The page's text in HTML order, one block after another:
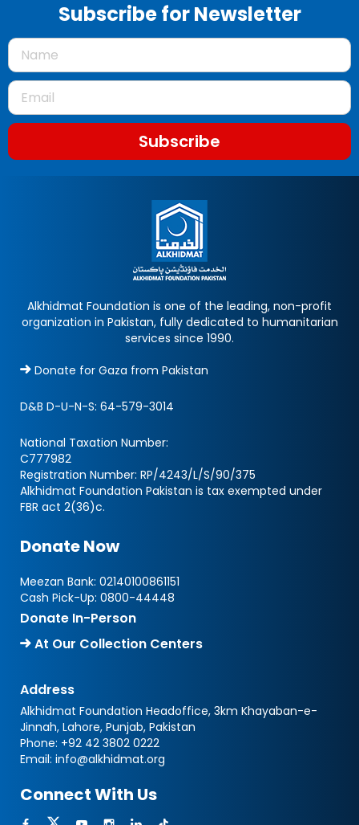
Subscribe for Newsletter
Subscribe
Alkhidmat Foundation is one of the leading, non-profit
organization in Pakistan, fully dedicated to humanitarian
services since 1990.
Donate for Gaza from Pakistan
D&B D-U-N-S: 64-579-3014
National Taxation Number:
C777982
Registration Number: RP/4243/L/S/90/375
Alkhidmat Foundation Pakistan is tax exempted under
FBR act 2(36)c.
Donate Now
Meezan Bank: 02140100861151
Cash Pick-Up: 0800-44448
Donate In-Person
At Our Collection Centers
Address
Alkhidmat Foundation Headoffice, 3km Khayaban-e-
Jinnah, Lahore, Punjab, Pakistan
Phone: +92 42 3802 0222
Email: info@alkhidmat.org
Connect With Us